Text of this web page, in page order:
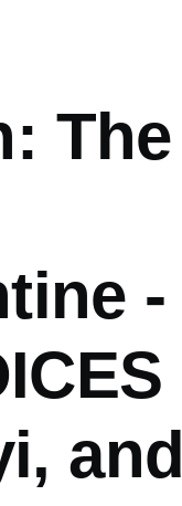
The
-
and